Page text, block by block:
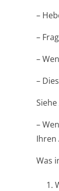
–
–
–
–
–
Ihren
Was
1.